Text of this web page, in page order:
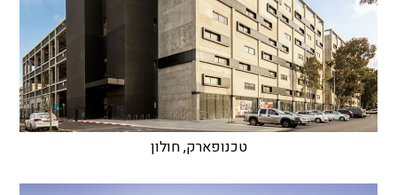
טכנופארק, חולון